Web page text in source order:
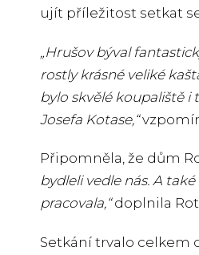
ujít příležitost setkat
„Hrušov býval
rostly krásné veliké
bylo skvělé koupaliště
Josefa Kotase,“
Připomněla, že dům
bydleli vedle nás. A
pracovala,“doplnila
Setkání trvalo celkem